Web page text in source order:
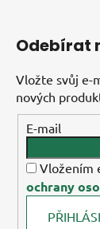
Odebírat
Vložte svůj e-
nových
E-mail
Vložením
ochrany